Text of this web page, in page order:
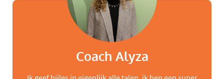
Coach Alyza